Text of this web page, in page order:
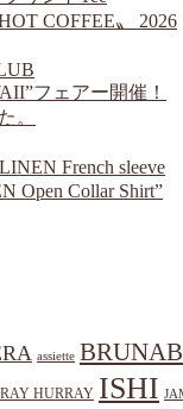
COFFEE〟 2026
フェアー開催！
。
French sleeve
Open Collar Shirt”
assiette
HURRAY ISHI